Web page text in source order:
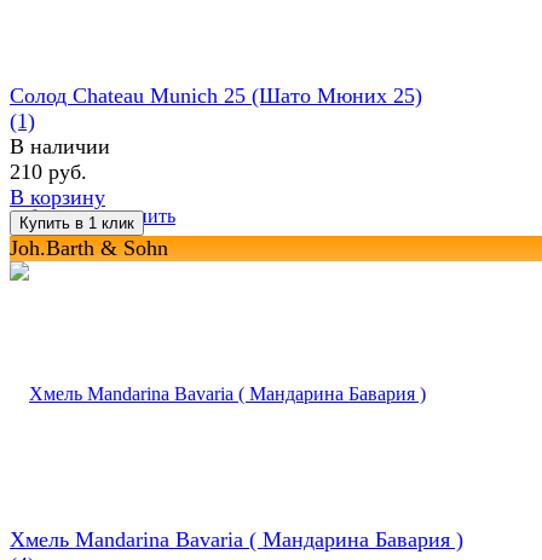
избранное сравнить
Солод Chateau Munich 25 (Шато Мюних 25)
(1)
В наличии
210 руб.
В корзину
Joh.Barth & Sohn
Хмель Mandarina Bavaria ( Maндарина Бавария )